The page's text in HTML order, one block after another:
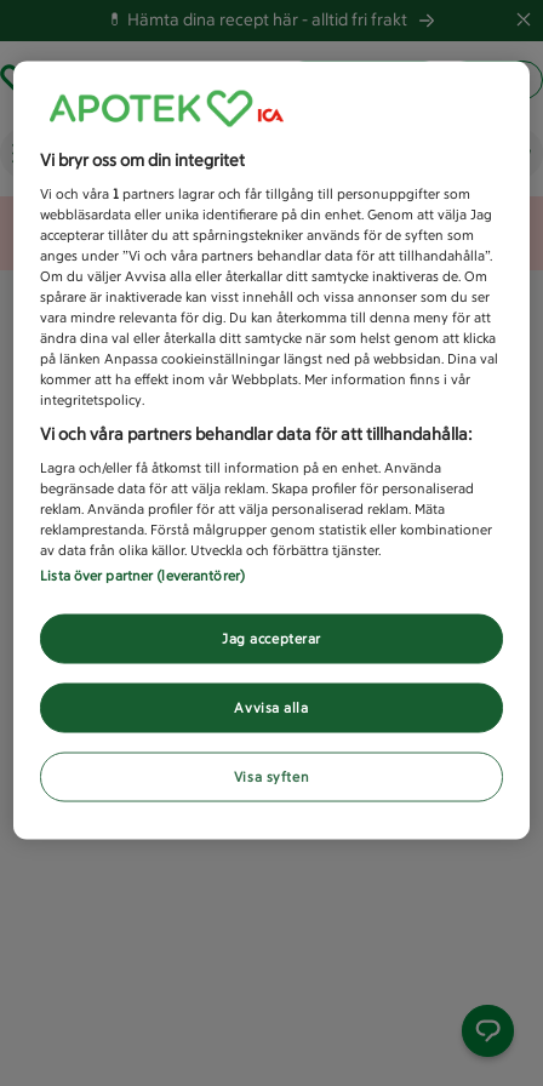
💊 Hämta dina recept här -alltid fri frakt
Vad letar du efter idag?
Unknown error
Vi bryr oss om din integritet
Vi och våra1 partners lagrar och får tillgång till personuppgifter som
webbläsardata eller unika identifierare på din enhet. Genom att välja Jag
accepterar tillåter du att spårningstekniker används för de syften som
anges under ”Vi och våra partners behandlar data för att tillhandahålla”.
Om du väljer Avvisa alla eller återkallar ditt samtycke inaktiveras de. Om
spårare är inaktiverade kan visst innehåll och vissa annonser som du ser
vara mindre relevanta för dig. Du kan återkomma till denna meny för att
ändra dina val eller återkalla ditt samtycke när som helst genom att klicka
på länken Anpassa cookieinställningar längst ned på webbsidan. Dina val
kommer att ha effekt inom vår Webbplats. Mer information finns i vår
integritetspolicy.
Vi och våra partners behandlar data för att tillhandahålla:
Lagra och/eller få åtkomst till information på en enhet. Använda
begränsade data för att välja reklam. Skapa profiler för personaliserad
reklam. Använda profiler för att välja personaliserad reklam. Mäta
reklamprestanda. Förstå målgrupper genom statistik eller kombinationer
av data från olika källor. Utveckla och förbättra tjänster.
Lista över partner (leverantörer)
Avvisa alla
Jag accepterar
Visa syften